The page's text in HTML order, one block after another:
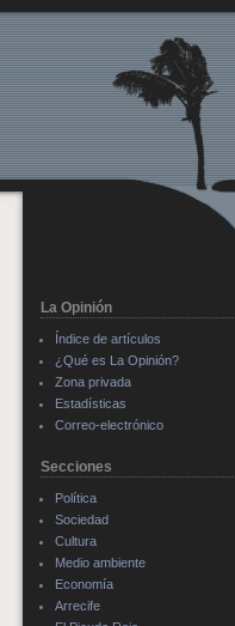
La Opinión
Índice de artículos
¿Qué es La Opinión?
Zona privada
Estadísticas
Correo-electrónico
Secciones
Política
Sociedad
Cultura
Medio ambiente
Economía
Arrecife